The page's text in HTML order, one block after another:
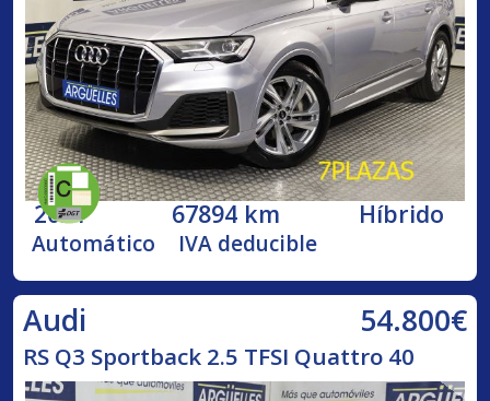
2021 67894 km Híbrido
Automático IVA deducible
Audi 54.800€
RS Q3 Sportback 2.5 TFSI Quattro 40